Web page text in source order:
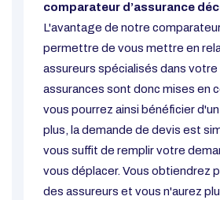
comparateur d’assurance
L'avantage de notre
permettre de vous mettre en
assureurs spécialisés dans votre
assurances sont donc mises en
vous pourrez ainsi bénéficier
plus, la demande de devis est
vous suffit de remplir votre
vous déplacer. Vous obtiendrez
des assureurs et vous n'aurez